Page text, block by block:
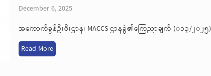
December 6, 2025
အကောက်ခွန်ဦးစီးဌာန၊ MACCS ဌာနခွဲ၏ကြေညာချက် (၀၁၃/၂၀၂၅)
Read More